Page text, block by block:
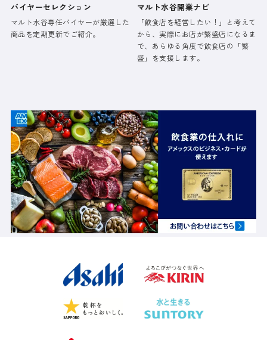
バイヤーセレクション
マルト水谷専任バイヤーが厳選した
商品を定期更新でご紹介。
マルト水谷開業ナビ
「飲食店を経営したい！」と考えて
から、実際にお店が繁盛店になるま
で、あらゆる角度で飲食店の「繁
盛」を支援します。